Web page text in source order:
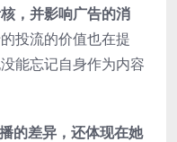
，并影响广告的消
投流的价值也在提
能忘记自身作为内容
的差异，还体现在她